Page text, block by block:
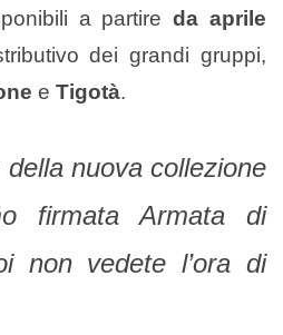
a partireda aprile
dei grandi gruppi,
e Tigotà.
nuova collezione
firmata Armata di
non vedete l’ora di